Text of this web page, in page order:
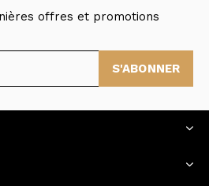
offres et promotions
S'ABONNER